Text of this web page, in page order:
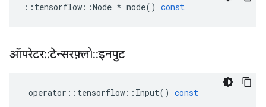
:: tensorflow ::Node * node() const
ऑपरेटर::टेन्सरफ़्लो::इनपुट
operator :: tensorflow :: Input() const